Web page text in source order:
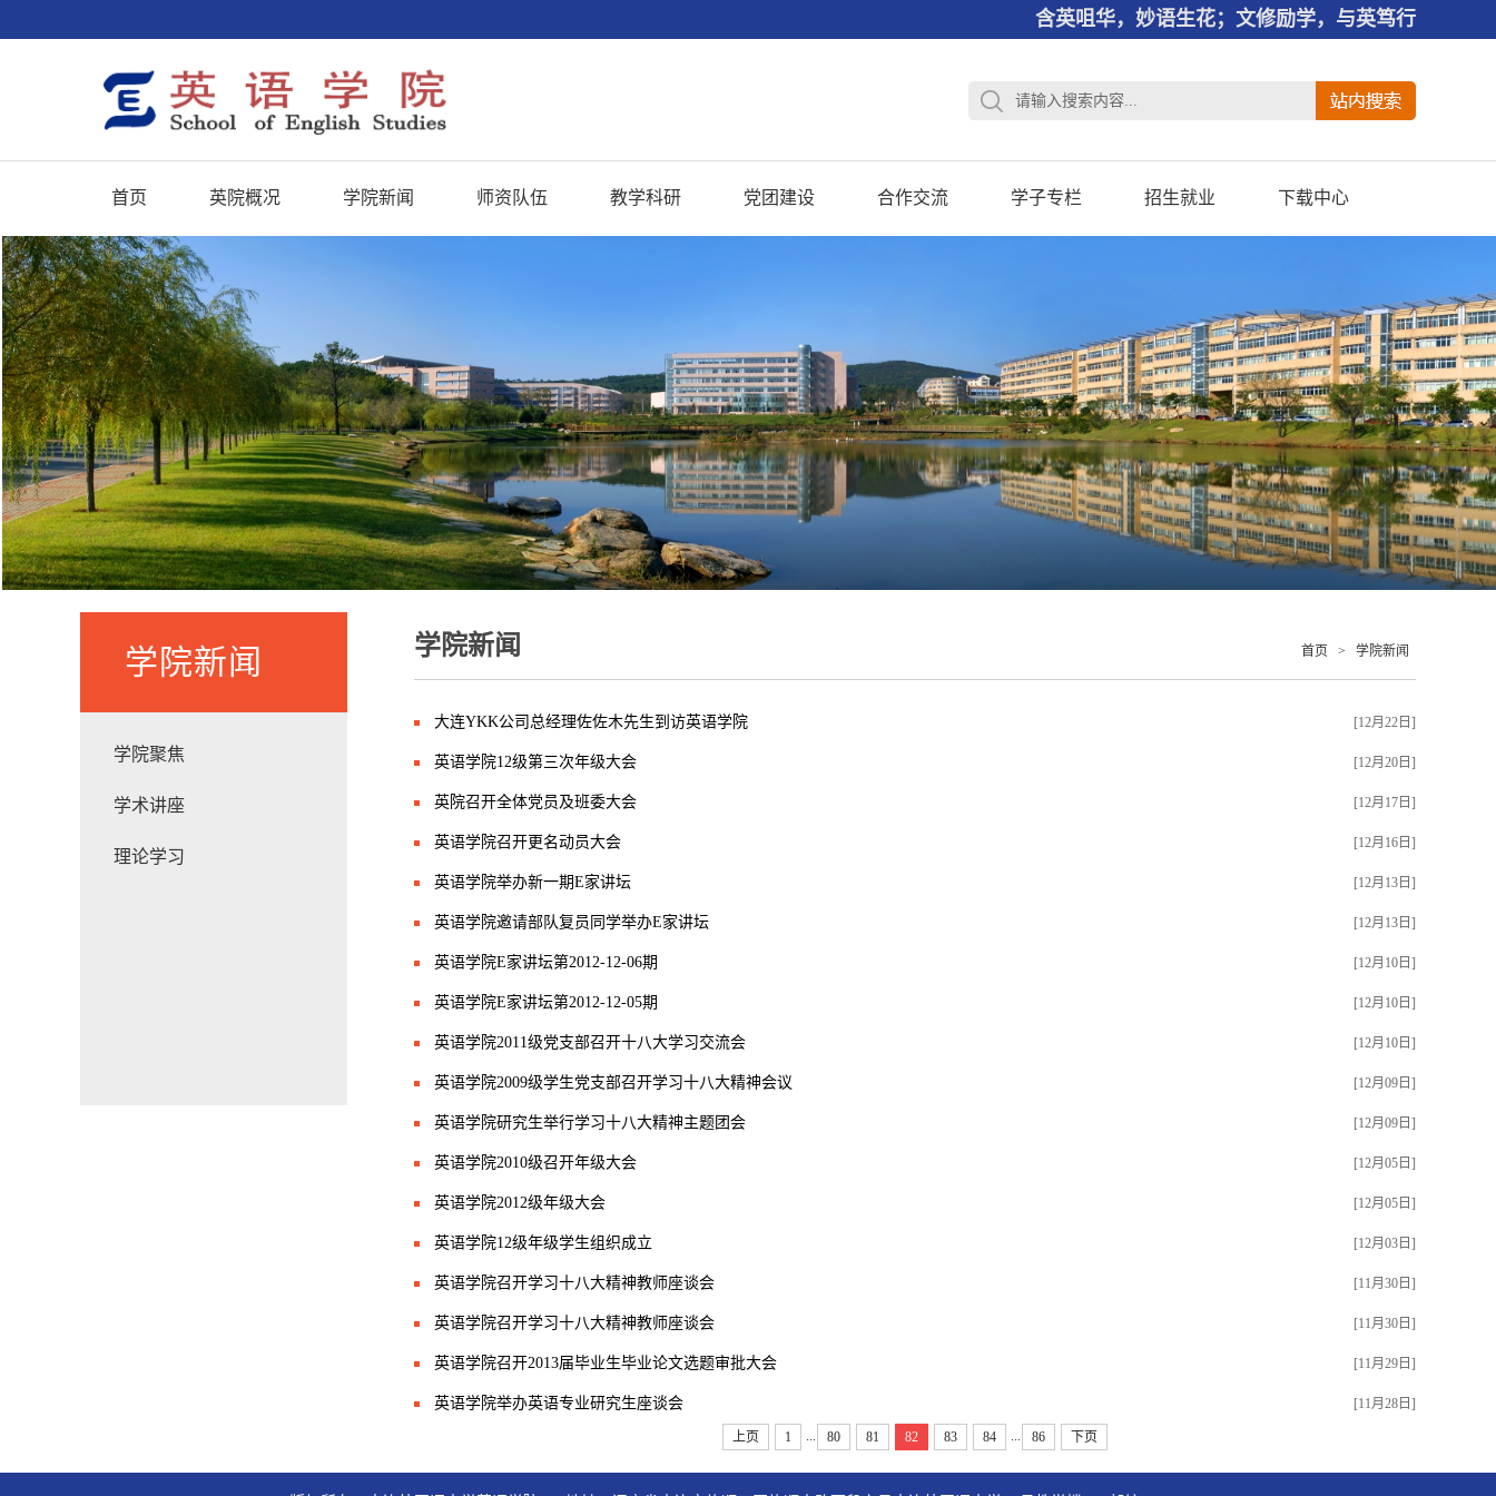
含英咀华，妙语生花；文修励学，与英笃行
首页 英院概况 学院新闻 师资队伍 教学科研 党团建设 合作交流 学子专栏 招生就业 下载中心
学院新闻
学院聚焦
学术讲座
理论学习
学院新闻 首页 > 学院新闻
大连YKK公司总经理佐佐木先生到访英语学院 [12月22日]
英语学院12级第三次年级大会 [12月20日]
英院召开全体党员及班委大会 [12月17日]
英语学院召开更名动员大会 [12月16日]
英语学院举办新一期E家讲坛 [12月13日]
英语学院邀请部队复员同学举办E家讲坛 [12月13日]
英语学院E家讲坛第2012-12-06期 [12月10日]
英语学院E家讲坛第2012-12-05期 [12月10日]
英语学院2011级党支部召开十八大学习交流会 [12月10日]
英语学院2009级学生党支部召开学习十八大精神会议 [12月09日]
英语学院研究生举行学习十八大精神主题团会 [12月09日]
英语学院2010级召开年级大会 [12月05日]
英语学院2012级年级大会 [12月05日]
英语学院12级年级学生组织成立 [12月03日]
英语学院召开学习十八大精神教师座谈会 [11月30日]
英语学院召开学习十八大精神教师座谈会 [11月30日]
英语学院召开2013届毕业生毕业论文选题审批大会 [11月29日]
英语学院举办英语专业研究生座谈会 [11月28日]
上页 1 80 81 82 83 84 86 下页